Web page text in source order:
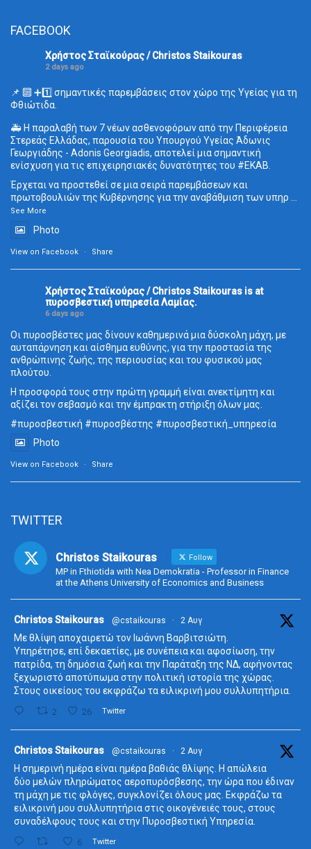
FACEBOOK
Χρήστος Σταϊκούρας / Christos Staikouras
2 days ago
📌 🔟 ➕1️⃣ σημαντικές παρεμβάσεις στον χώρο της Υγείας για τη
Φθιώτιδα.
🚑 Η παραλαβή των 7 νέων ασθενοφόρων από την Περιφέρεια
Στερεάς Ελλάδας, παρουσία του Υπουργού Υγείας Άδωνις
Γεωργιάδης - Adonis Georgiadis, αποτελεί μια σημαντική
ενίσχυση για τις επιχειρησιακές δυνατότητες του #ΕΚΑΒ
Έρχεται να προστεθεί σε μια σειρά παρεμβάσεων και
πρωτοβουλιών της Κυβέρνησης για την αναβάθμιση των υπηρ
See More
Photo
View on Facebook · Share
Χρήστος Σταϊκούρας / Christos Staikouras is at
πυροσβεστική υπηρεσία Λαμίας.
6 days ago
Οι πυροσβέστες μας δίνουν καθημερινά μια δύσκολη μάχη, με
αυταπάρνηση και αίσθημα ευθύνης, για την προστασία της
ανθρώπινης ζωής, της περιουσίας και του φυσικού μας
πλούτου.
Η προσφορά τους στην πρώτη γραμμή είναι ανεκτίμητη και
αξίζει τον σεβασμό και την έμπρακτη στήριξη όλων μας.
#πυροσβεστική #πυροσβέστης #πυροσβεστική_ υπηρεσία
Photo
View on Facebook · Share
TWITTER
Christos Staikouras Follow
MP in Fthiotida with Nea Demokratia - Professor in Finance
at the Athens University of Economics and Business
Christos Staikouras @cstaikouras · 2 Αυγ
Με θλίψη αποχαιρετώ τον Ιωάννη Βαρβιτσιώτη.
Υπηρέτησε, επί δεκαετίες, με συνέπεια και αφοσίωση, την
πατρίδα, τη δημόσια ζωή και την Παράταξη της ΝΔ, αφήνοντας
ξεχωριστό αποτύπωμα στην πολιτική ιστορία της χώρας.
Στους οικείους του εκφράζω τα ειλικρινή μου συλλυπητήρια.
2 26 Twitter
Christos Staikouras @cstaikouras · 2 Αυγ
Η σημερινή ημέρα είναι ημέρα βαθιάς θλίψης. Η απώλεια
δύο μελών πληρώματος αεροπυρόσβεσης, την ώρα που έδιναν
τη μάχη με τις φλόγες, συγκλονίζει όλους μας. Εκφράζω τα
ειλικρινή μου συλλυπητήρια στις οικογένειές τους, στους
συναδέλφους τους και στην Πυροσβεστική Υπηρεσία.
6 Twitter